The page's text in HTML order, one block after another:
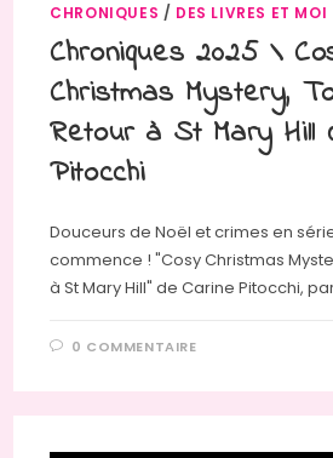
CHRONIQUES / DES LIVRES ET MOI
Chroniques 2025 \
Christmas Mystery,
Retour à St Mary Hill
Pitocchi
Douceurs de Noël et crimes en
commence ! "Cosy Christmas
à St Mary Hill" de Carine Pitocchi,
0 COMMENTAIRE